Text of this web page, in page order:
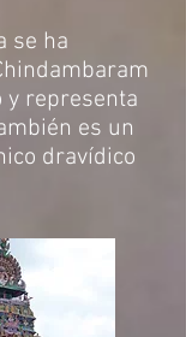
se ha
y representa
es un
dravídico